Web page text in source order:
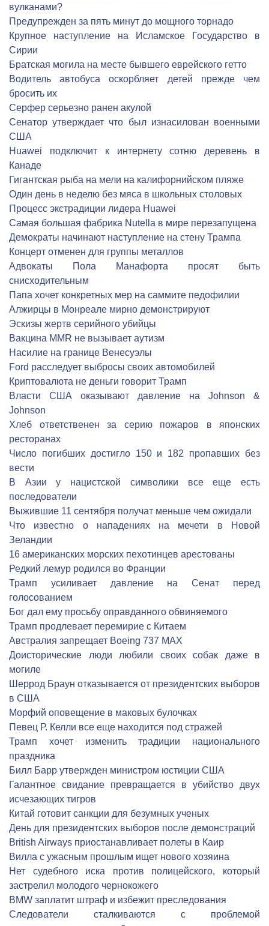
вулканами?
Предупрежден за пять минут до мощного торнадо
Крупное наступление на Исламское Государство в
Сирии
Братская могила на месте бывшего еврейского гетто
Водитель автобуса оскорбляет детей прежде чем
бросить их
Серфер серьезно ранен акулой
Сенатор утверждает что был изнасилован военными
США
Huawei подключит к интернету сотню деревень в
Канаде
Гигантская рыба на мели на калифорнийском пляже
Один день в неделю без мяса в школьных столовых
Процесс экстрадиции лидера Huawei
Самая большая фабрика Nutella в мире перезапущена
Демократы начинают наступление на стену Трампа
Концерт отменен для группы металлов
Адвокаты Пола Манафорта просят быть
снисходительным
Папа хочет конкретных мер на саммите педофилии
Алжирцы в Монреале мирно демонстрируют
Эскизы жертв серийного убийцы
Вакцина MMR не вызывает аутизм
Насилие на границе Венесуэлы
Ford расследует выбросы своих автомобилей
Криптовалюта не деньги говорит Трамп
Власти США оказывают давление на Johnson &
Johnson
Хлеб ответственен за серию пожаров в японских
ресторанах
Число погибших достигло 150 и 182 пропавших без
вести
В Азии у нацистской символики все еще есть
последователи
Выжившие 11 сентября получат меньше чем ожидали
Что известно о нападениях на мечети в Новой
Зеландии
16 американских морских пехотинцев арестованы
Редкий лемур родился во Франции
Трамп усиливает давление на Сенат перед
голосованием
Бог дал ему просьбу оправданного обвиняемого
Трамп продлевает перемирие с Китаем
Австралия запрещает Boeing 737 MAX
Доисторические люди любили своих собак даже в
могиле
Шеррод Браун отказывается от президентских выборов
в США
Морфий оповещение в маковых булочках
Певец Р. Келли все еще находится под стражей
Трамп хочет изменить традиции национального
праздника
Билл Барр утвержден министром юстиции США
Галантное свидание превращается в убийство двух
исчезающих тигров
Китай готовит санкции для безумных ученых
День для президентских выборов после демонстраций
British Airways приостанавливает полеты в Каир
Вилла с ужасным прошлым ищет нового хозяина
Нет судебного иска против полицейского, который
застрелил молодого чернокожего
BMW заплатит штраф и избежит преследования
Следователи сталкиваются с проблемой